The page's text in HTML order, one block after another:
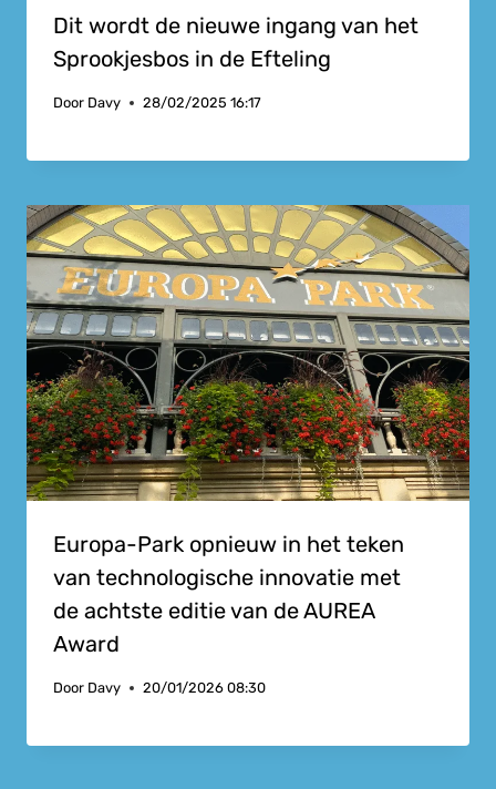
Dit wordt de nieuwe ingang van het
Sprookjesbos in de Efteling
Door Davy 28/02/2025 16:17
Europa-Park opnieuw in het teken
van technologische innovatie met
de achtste editie van de AUREA
Award
Door Davy 20/01/2026 08:30